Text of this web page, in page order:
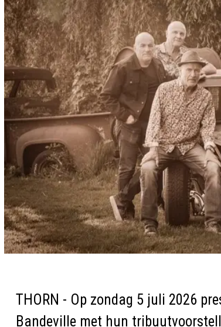
THORN - Op zondag 5 juli 2026
Bandeville met hun